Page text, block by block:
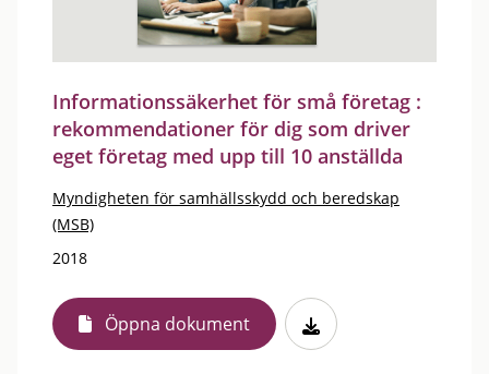
Informationssäkerhet för små företag :
rekommendationer för dig som driver
eget företag med upp till 10 anställda
Myndigheten för samhällsskydd och beredskap
(MSB)
2018
Öppna dokument